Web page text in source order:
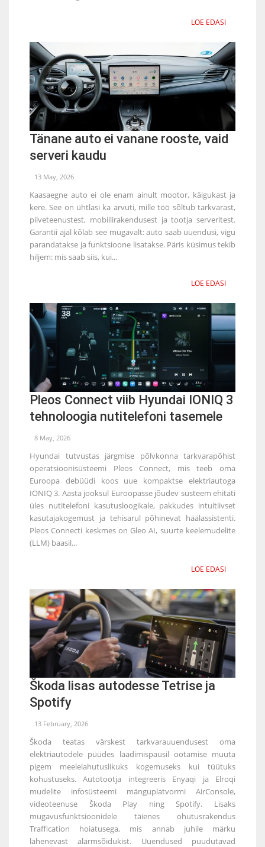
LOE EDASI
Tänane auto ei vanane rooste, vaid
serveri kaudu
13 May, 2026
Kaasaegne auto ei ole enam ainult mootor, käigukast ja
kere. See on ühtlasi ka arvuti, mille töö sõltub tarkvarast,
pilveteenustest, mobiilirakendusest ja tootja serveritest.
Garantii ajal kõlab see mugavalt: auto saab uuendusi, vigu
parandatakse ja funktsioone lisatakse. Päris küsimus tekib
hiljem: mis saab siis, kui...
LOE EDASI
Pleos Connect viib Hyundai IONIQ 3
tehnoloogia nutitelefoni tasemele
8 May, 2026
Hyundai tutvustas järgmise põlvkonna tarkvarapõhist
operatsioonisüsteemi Pleos Connect, mis teeb oma
Euroopa debüüdi koos uue kompaktse elektriautoga
IONIQ 3. Aasta jooksul Euroopasse jõudev süsteem ehitati
üles nutitelefoni kasutusloogikale, pakkudes intuitiivset
kasutajakogemust ja tehisarul põhinevat häälassistenti.
Pleos Connecti keskmes on Gleo AI, suurte keelemudelite
(LLM) baasil...
LOE EDASI
Škoda lisas autodesse Tetrise ja
Spotify
13 February, 2026
Škoda teatas värskest tarkvarauuendusest oma
elektriautodele püüdes laadimispausil ootamise muuta
pigem meelelahutuslikuks kogemuseks kui tüütuks
kohustuseks. Autotootja integreeris Enyaqi ja Elroqi
mudelite infosüsteemi mänguplatvormi AirConsole,
videoteenuse Škoda Play ning Spotify. Lisaks
mugavusfunktsioonidele täienes ohutusrakendus
Traffication hoiatusega, mis annab juhile märku
lähenevast alarmsõidukist. Uuendused puudutavad